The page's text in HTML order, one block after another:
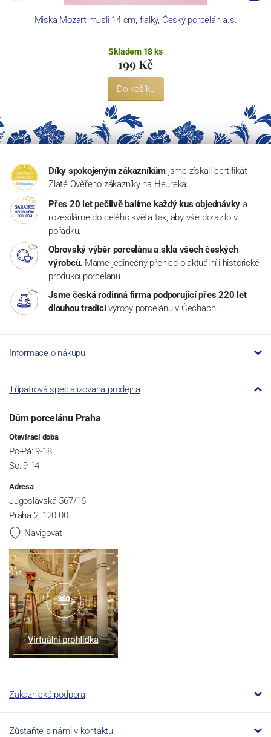
Miska Mozart musli 14 cm, fialky, Český porcelán a.s.
Skladem 18 ks
199 Kč
Do košíku
Díky spokojeným zákazníkům jsme získali certifikát
Zlaté Ověřeno zákazníky na Heureka.
Přes 20 let pečlivě balíme každý kus objednávky a
rozesíláme do celého světa tak, aby vše dorazilo v
pořádku.
Obrovský výběr porcelánu a skla všech českých
výrobců. Máme jedinečný přehled o aktuální i historické
produkci porcelánu
Jsme česká rodinná firma podporující přes 220 let
dlouhou tradici výroby porcelánu v Čechách.
Informace o nákupu
Třípatrová specializovaná prodejna
Dům porcelánu Praha
Otevírací doba
Po-Pá: 9-18
So: 9-14
Adresa
Jugoslávská 567/16
Praha 2, 120 00
Navigovat
Zákaznická podpora
Zůstaňte s námi v kontaktu